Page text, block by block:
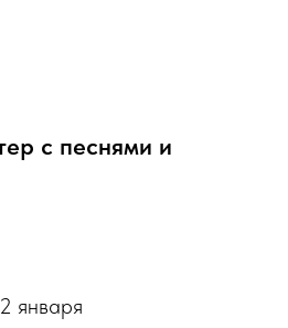
с песнями и
2 января